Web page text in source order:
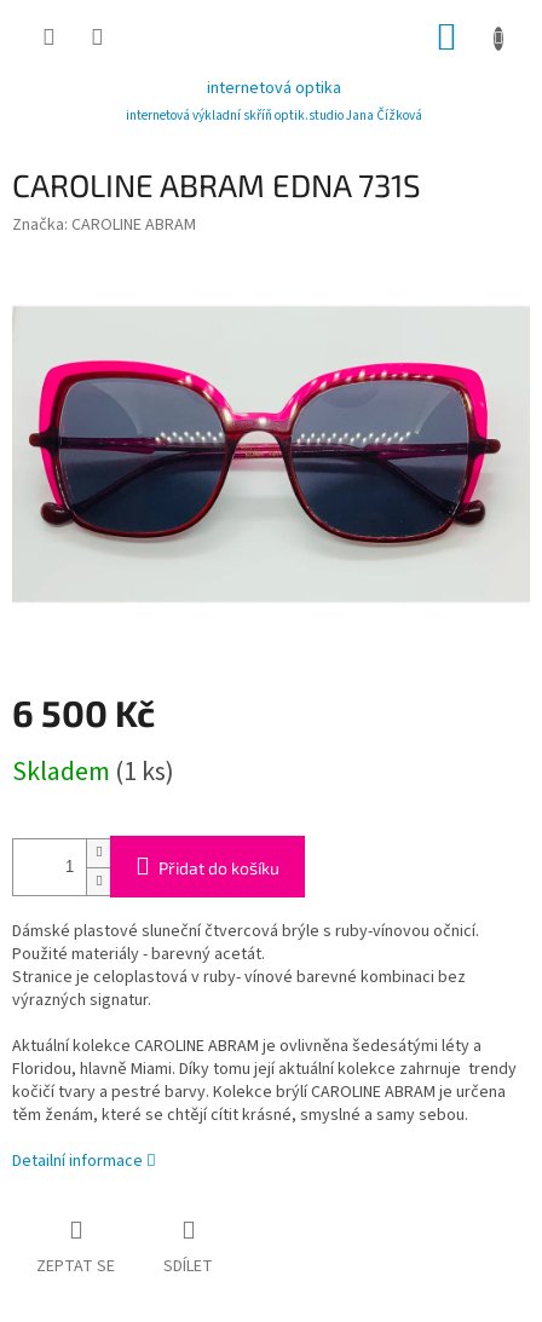
internetová optika
internetová výkladní skříň optik.studio Jana Čížková
CAROLINE ABRAM EDNA 731S
Značka: CAROLINE ABRAM
6 500 Kč
cena:
Skladem (1 ks)
Přidat do košíku
Dámské plastové sluneční čtvercová brýle s ruby-vínovou očnicí.
Použité materiály - barevný acetát.
Stranice je celoplastová v ruby- vínové barevné kombinaci bez
výrazných signatur.
Aktuální kolekce CAROLINE ABRAM je ovlivněna šedesátými léty a
Floridou, hlavně Miami. Díky tomu její aktuální kolekce zahrnuje trendy
kočičí tvary a pestré barvy. Kolekce brýlí CAROLINE ABRAM je určena
těm ženám, které se chtějí cítit krásné, smyslné a samy sebou.
Detailní informace
ZEPTAT SE SDÍLET